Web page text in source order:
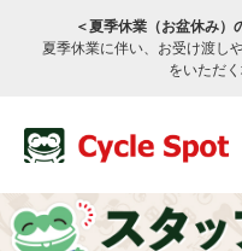
＜夏季休業（お盆休み）
夏季休業に伴い、お受け渡し
をいただ